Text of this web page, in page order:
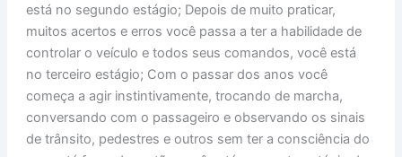
está no segundo estágio; Depois de muito praticar,
muitos acertos e erros você passa a ter a habilidade de
controlar o veículo e todos seus comandos, você está
no terceiro estágio; Com o passar dos anos você
começa a agir instintivamente, trocando de marcha,
conversando com o passageiro e observando os sinais
de trânsito, pedestres e outros sem ter a consciência do